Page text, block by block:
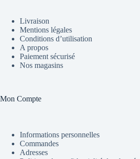
Livraison
Mentions légales
Conditions d’utilisation
A propos
Paiement sécurisé
Nos magasins
Mon Compte
Informations personnelles
Commandes
Adresses